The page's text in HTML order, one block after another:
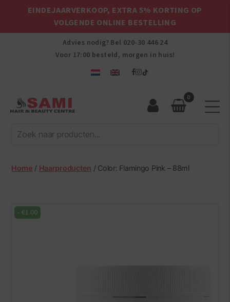
EINDEJAARVERKOOP, EXTRA 5% KORTING OP
VOLGENDE ONLINE BESTELLING
Advies nodig? Bel 020-30 446 24
Voor 17:00 besteld, morgen in huis!
Afro
Hair
Beauty
Centre
0
Home / Haarproducten / Color: Flamingo Pink – 88ml
-€1.00